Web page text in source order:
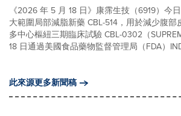
《2026 年 5 月 18 日》康霈生技（6919）今
大範圍局部減脂新藥 CBL-514，用於減少腹
多中心樞紐三期臨床試驗 CBL-0302（
18 日通過美國食品藥物監督管理局（FDA）
此來源更多新聞稿